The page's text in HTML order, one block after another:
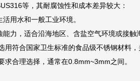
等，其耐腐蚀性和成本差异较大：
用水和一般工业环境。
力，适合沿海地区、含盐空气环境或接触
符合国家卫生标准的食品级不锈钢材料，
合理选择，通常在0.8mm~3mm之间。